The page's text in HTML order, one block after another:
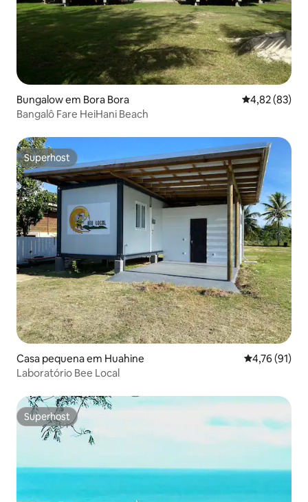
Bungalow em Bora Bora Classificação
4,82 (83)
Bangalô Fare HeiHani Beach
Superhost
Superhost
Casa pequena em Huahine Classificação
4,76 (91)
Laboratório Bee Local
Superhost
Superhost